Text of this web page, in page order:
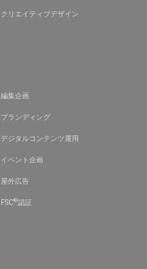
クリエイティブデザイン
編集企画
ブランディング
デジタルコンテンツ運用
イベント企画
屋外広告
FSC®認証